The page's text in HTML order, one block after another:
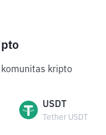
kripto
USDT
Tether USDT